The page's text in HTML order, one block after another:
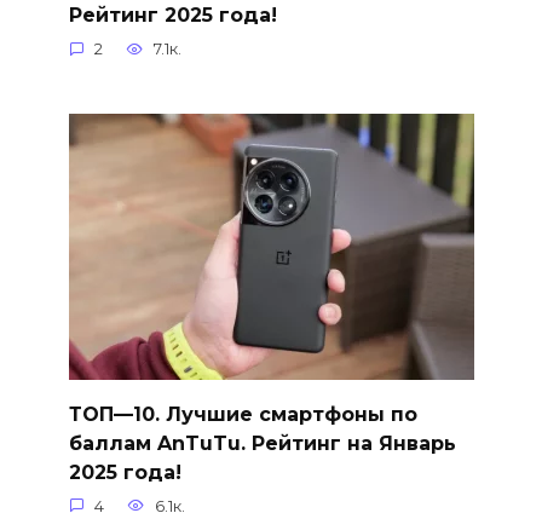
Рейтинг 2025 года!
2 7.1к.
ТОП—10. Лучшие смартфоны по
баллам AnTuTu. Рейтинг на Январь
2025 года!
4 6.1к.